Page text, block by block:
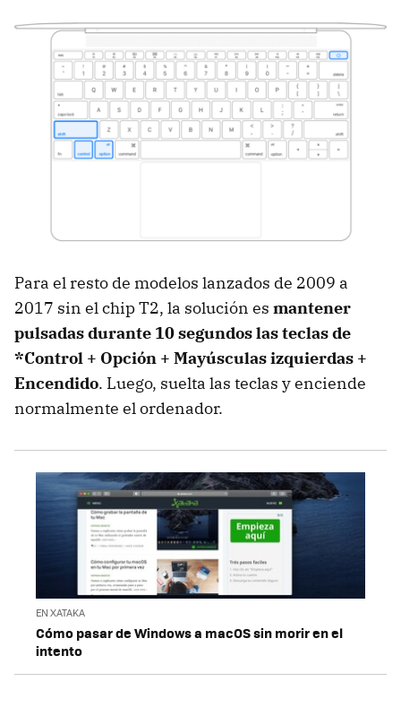
Para el resto de modelos lanzados de 2009 a
2017 sin el chip T2, la solución es mantener
pulsadas durante 10 segundos las teclas de
*Control + Opción + Mayúsculas izquierdas +
Encendido. Luego, suelta las teclas y enciende
normalmente el ordenador.
EN XATAKA
Cómo pasar de Windows a macOS sin morir en el
intento